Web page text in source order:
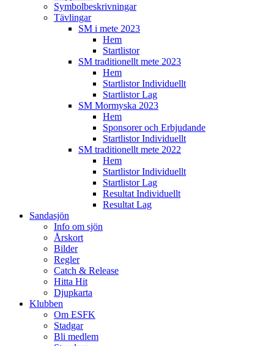
Symbolbeskrivningar
Tävlingar
SM i mete 2023
Hem
Startlistor
SM traditionellt mete 2023
Hem
Startlistor Individuellt
Startlistor Lag
SM Mormyska 2023
Hem
Sponsorer och Erbjudande
Startlistor Individuellt
SM traditionellt mete 2022
Hem
Startlistor Individuellt
Startlistor Lag
Resultat Individuellt
Resultat Lag
Sandasjön
Info om sjön
Årskort
Bilder
Regler
Catch & Release
Hitta Hit
Djupkarta
Klubben
Om ESFK
Stadgar
Bli medlem